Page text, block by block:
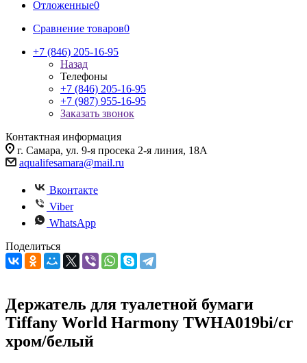
Отложенные0
Сравнение товаров0
+7 (846) 205-16-95
Назад
Телефоны
+7 (846) 205-16-95
+7 (987) 955-16-95
Заказать звонок
Контактная информация
г. Самара, ул. 9-я просека 2-я линия, 18А
aqualifesamara@mail.ru
Вконтакте
Viber
WhatsApp
Поделиться
Держатель для туалетной бумаги
Tiffany World Harmony TWHA019bi/cr
хром/белый